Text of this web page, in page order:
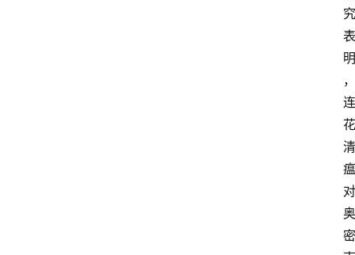
究
表
明
，
连
花
清
瘟
对
奥
密